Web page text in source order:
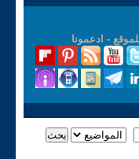
- ادعمونا